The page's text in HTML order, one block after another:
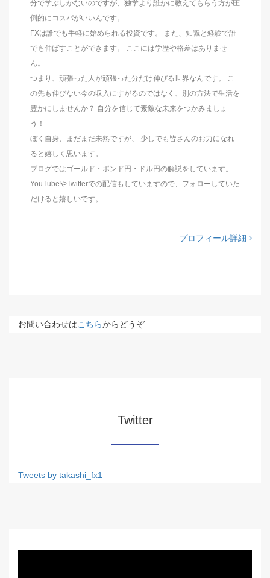
分で学ぶしかないのですが、独学より誰かに教えてもらう方が圧
倒的にコスパがいいんです。
FXは誰でも手軽に始められる投資です。 また、知識と経験で誰
でも伸ばすことができます。 ここには学歴や格差はありませ
ん。
つまり、頑張った人が頑張った分だけ伸びる世界なんです。 こ
の先も伸びない今の収入にすがるのではなく、別の方法で生活を
豊かにしませんか？ 自分を信じて素敵な未来をつかみましょ
う！
ぼく自身、まだまだ未熟ですが、 少しでも皆さんのお力になれ
ると嬉しく思います。
ブログではゴールド・ポンド円・ドル円の解説をしています。
YouTubeやTwitterでの配信もしていますので、フォローしていた
だけると嬉しいです。
プロフィール詳細
お問い合わせはこちらからどうぞ
Twitter
Tweets by takashi_fx1